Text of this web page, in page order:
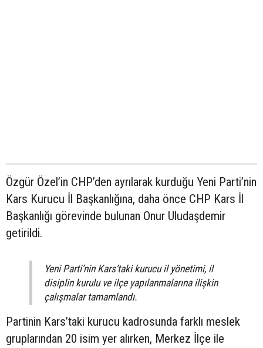
Özgür Özel’in CHP’den ayrılarak kurduğu Yeni Parti’nin
Kars Kurucu İl Başkanlığına, daha önce CHP Kars İl
Başkanlığı görevinde bulunan Onur Uludaşdemir
getirildi.
Yeni Parti’nin Kars’taki kurucu il yönetimi, il
disiplin kurulu ve ilçe yapılanmalarına ilişkin
çalışmalar tamamlandı.
Partinin Kars’taki kurucu kadrosunda farklı meslek
gruplarından 20 isim yer alırken, Merkez İlçe ile